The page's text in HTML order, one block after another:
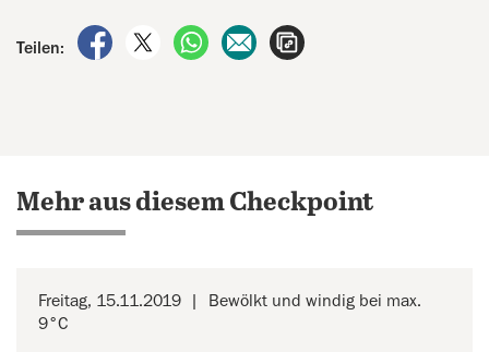
Teilen:
auf Facebook teilen
auf X teilenper WhatsApp teilen
per E-Mail teilen
Mehr aus diesem Checkpoint
Freitag, 15.11.2019
Bewölkt und windig bei max.
9°C